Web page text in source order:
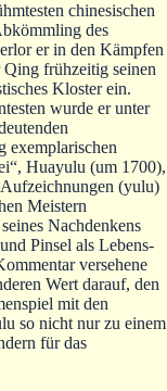
chinesischen
des
er in den Kämpfen
frühzeitig seinen
Kloster ein.
wurde er unter
exemplarischen
Huayulu (um 1700),
(yulu)
Meistern
Nachdenkens
Pinsel als Lebens-
versehene
Wert darauf, den
mit den
so nicht nur zu einem
für das